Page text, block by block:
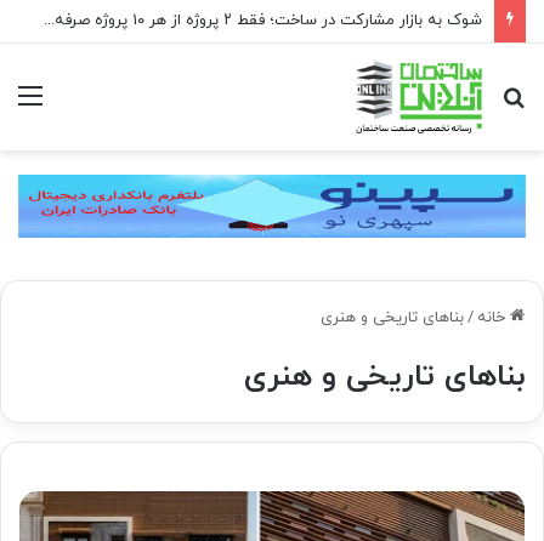
شوک به بازار مشارکت در ساخت؛ فقط ۲ پروژه از هر ۱۰ پروژه صرفه اقتصادی دارد
جستجو
برای
خانه /بناهای تاریخی و هنری
بناهای تاریخی و هنری